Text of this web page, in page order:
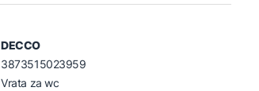
DECCO
3873515023959
Vrata za wc